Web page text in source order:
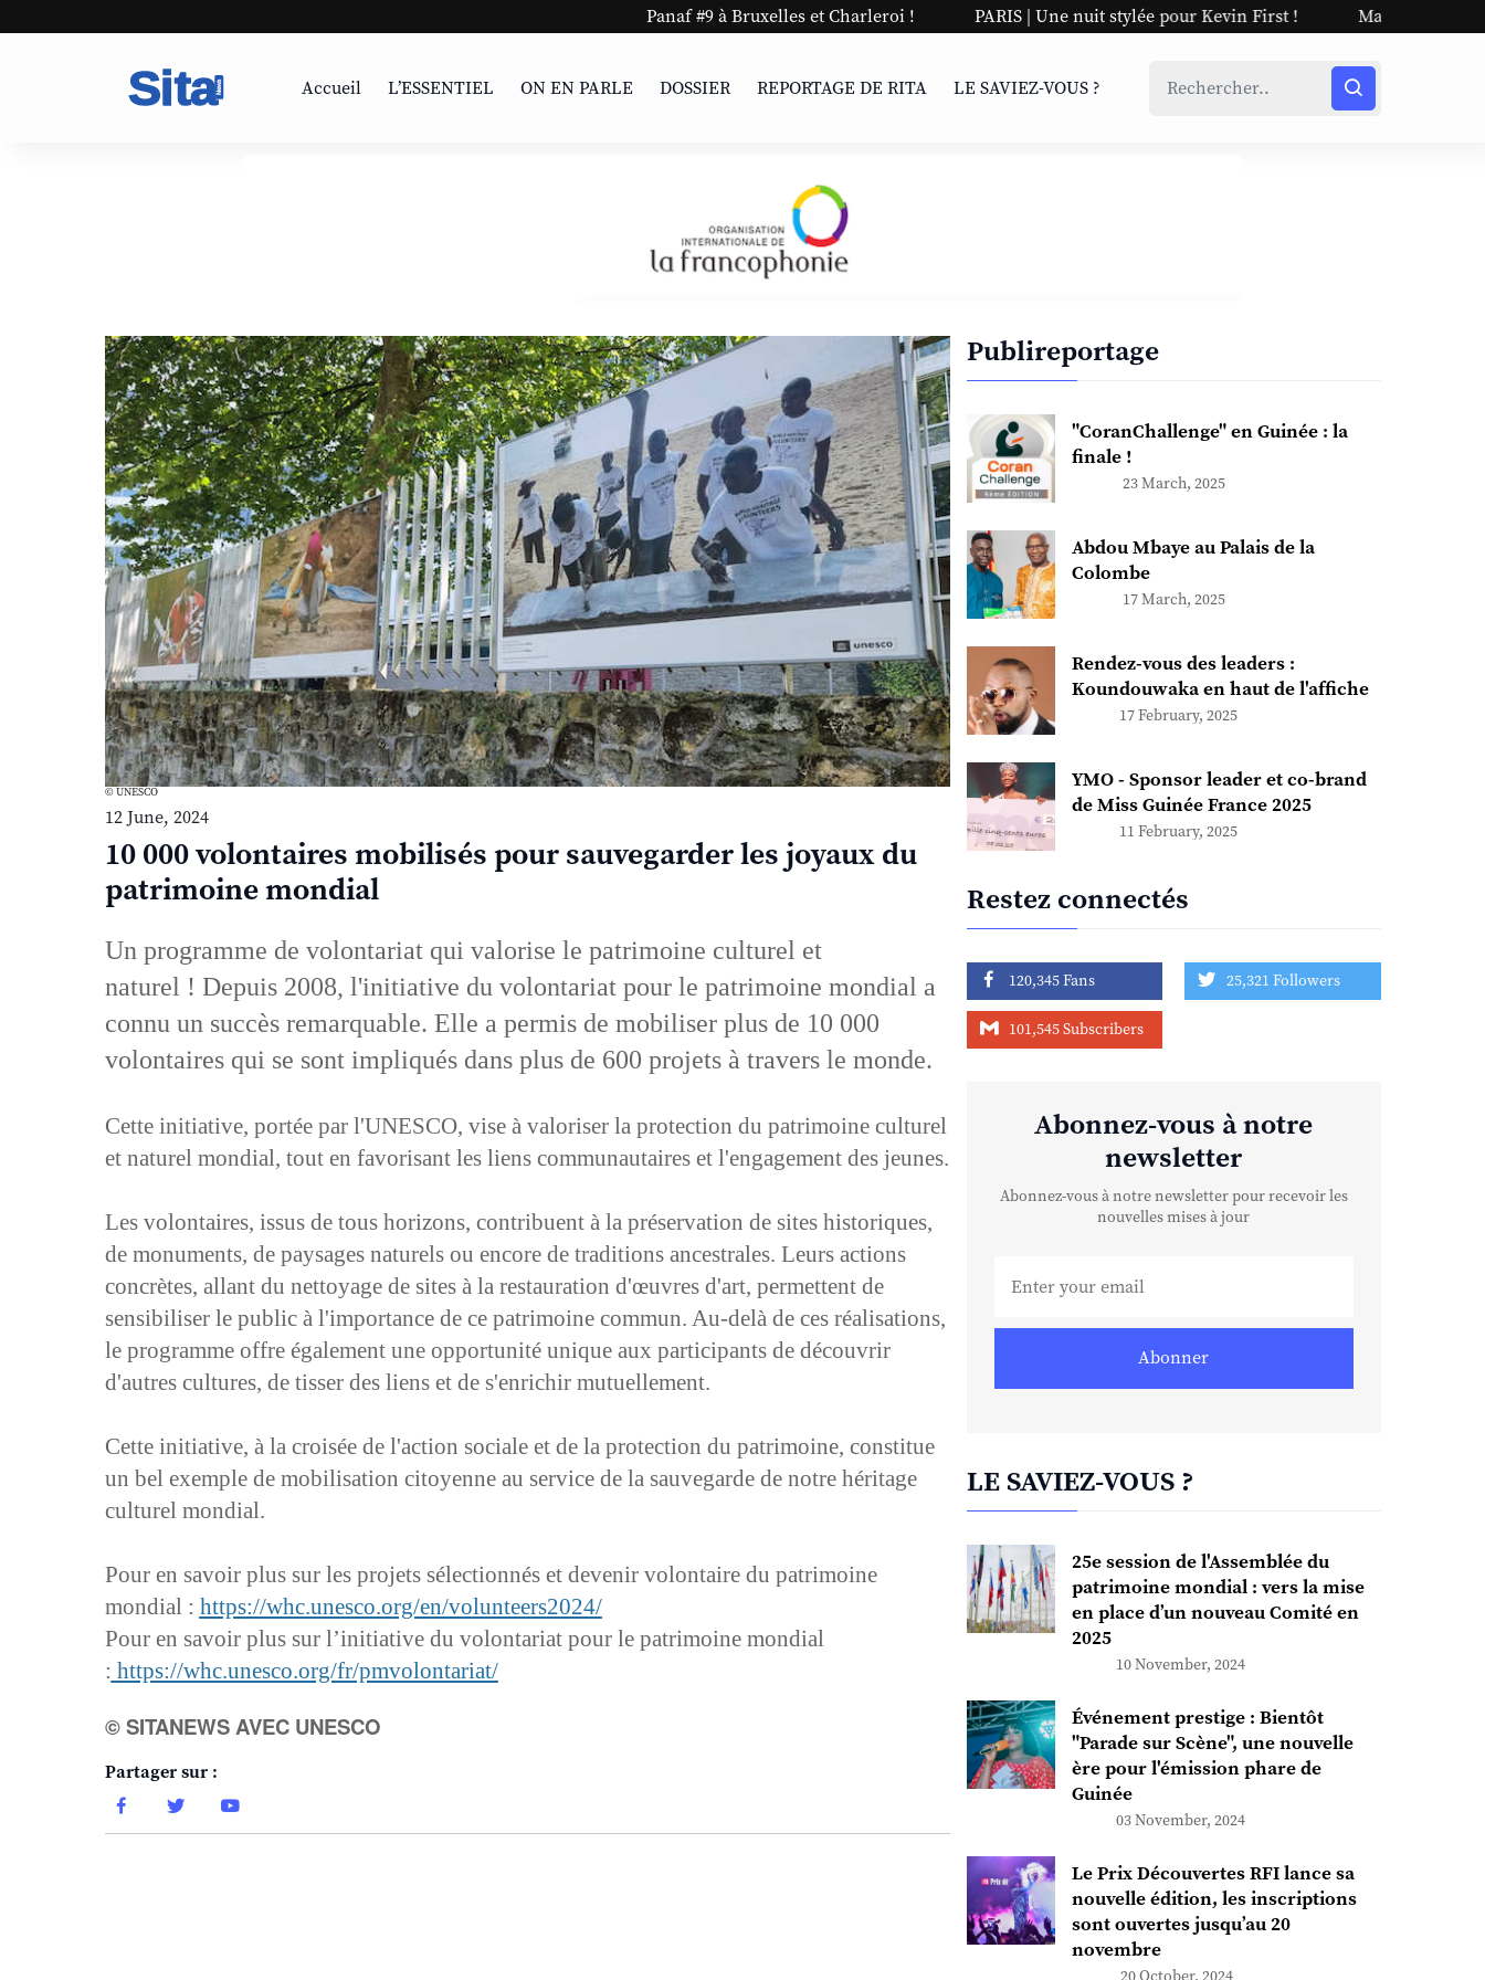
Panaf #9 à Bruxelles et Charleroi ! PARIS | Une nuit stylée pour Kevin First ! Maciré Sylla : tout
Accueil L’ESSENTIEL ON EN PARLE DOSSIER REPORTAGE DE RITA LE SAVIEZ-VOUS ?
© UNESCO
12 June, 2024
10 000 volontaires mobilisés pour sauvegarder les joyaux du
patrimoine mondial
Un programme de volontariat qui valorise le patrimoine culturel et
naturel ! Depuis 2008, l'initiative du volontariat pour le patrimoine mondial a
connu un succès remarquable. Elle a permis de mobiliser plus de 10 000
volontaires qui se sont impliqués dans plus de 600 projets à travers le monde.
Cette initiative, portée par l'UNESCO, vise à valoriser la protection du patrimoine culturel
et naturel mondial, tout en favorisant les liens communautaires et l'engagement des jeunes.
Les volontaires, issus de tous horizons, contribuent à la préservation de sites historiques,
de monuments, de paysages naturels ou encore de traditions ancestrales. Leurs actions
concrètes, allant du nettoyage de sites à la restauration d'œuvres d'art, permettent de
sensibiliser le public à l'importance de ce patrimoine commun. Au-delà de ces réalisations,
le programme offre également une opportunité unique aux participants de découvrir
d'autres cultures, de tisser des liens et de s'enrichir mutuellement.
Cette initiative, à la croisée de l'action sociale et de la protection du patrimoine, constitue
un bel exemple de mobilisation citoyenne au service de la sauvegarde de notre héritage
culturel mondial.
Pour en savoir plus sur les projets sélectionnés et devenir volontaire du patrimoine
mondial : https://whc.unesco.org/en/volunteers2024/
Pour en savoir plus sur l’initiative du volontariat pour le patrimoine mondial
: https://whc.unesco.org/fr/pmvolontariat/
© SITANEWS AVEC UNESCO
Partager sur :
Publireportage
"CoranChallenge" en Guinée : la
finale !
23 March, 2025
Abdou Mbaye au Palais de la
Colombe
17 March, 2025
Rendez-vous des leaders :
Koundouwaka en haut de l'affiche
17 February, 2025
YMO - Sponsor leader et co-brand
de Miss Guinée France 2025
11 February, 2025
Restez connectés
120,345 Fans 25,321 Followers
101,545 Subscribers
Abonnez-vous à notre
newsletter
Abonnez-vous à notre newsletter pour recevoir les
nouvelles mises à jour
Abonner
LE SAVIEZ-VOUS ?
25e session de l'Assemblée du
patrimoine mondial : vers la mise
en place d’un nouveau Comité en
2025
10 November, 2024
Événement prestige : Bientôt
"Parade sur Scène", une nouvelle
ère pour l'émission phare de
Guinée
03 November, 2024
Le Prix Découvertes RFI lance sa
nouvelle édition, les inscriptions
sont ouvertes jusqu’au 20
novembre